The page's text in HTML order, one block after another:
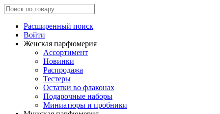
Расширенный поиск
Войти
Женская парфюмерия
Ассортимент
Новинки
Распродажа
Тестеры
Остатки во флаконах
Подарочные наборы
Миниатюры и пробники